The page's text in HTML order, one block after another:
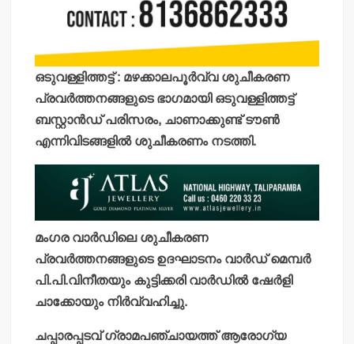
ഒടുവള്ളിത്തട്ട് : മഴക്കാലപൂര്‍വ്വ ശുചീകരണ
പ്രവര്‍ത്തനങ്ങളുടെ ഭാഗമായി ഒടുവള്ളിത്തട്ട്
ബസ്റ്റാന്‍ഡ് പരിസരം, ചാണാക്കുണ്ട് ടൗണ്‍
എന്നിവിടങ്ങളില്‍ ശുചീകരണം നടത്തി.
മംഗര വാര്‍ഡിലെ ശുചീകരണ
പ്രവര്‍ത്തനങ്ങളുടെ ഉദഘാടനം വാര്‍ഡ് മെമ്പര്‍
പി.പി.വിനീതയും കുട്ടിക്കരി വാര്‍ഡില്‍ ഷേര്‍ളി
ചാക്കോയും നിര്‍വ്വഹിച്ചു.
ചപ്പാരപ്പടവ് ഗ്രാമപഞ്ചായത്ത് ആരോഗ്യ